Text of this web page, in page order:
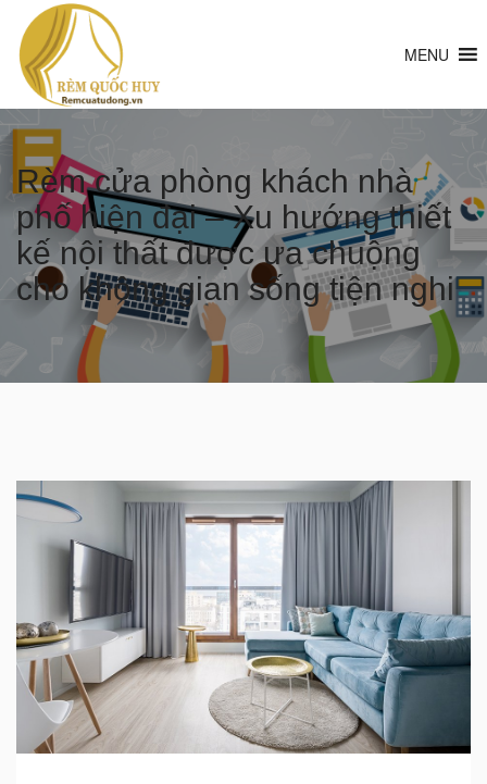
MENU
Rèm cửa phòng khách nhà
phố hiện đại – Xu hướng thiết
kế nội thất được ưa chuộng
cho không gian sống tiện nghi